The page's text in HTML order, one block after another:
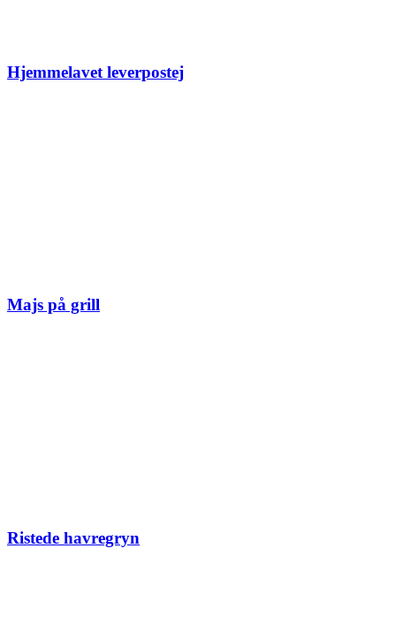
Hjemmelavet leverpostej
Majs på grill
Ristede havregryn